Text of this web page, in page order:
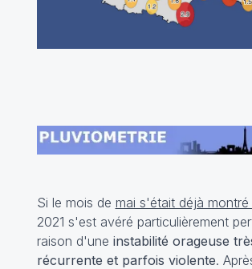
Si le mois de mai s'était déjà montré
2021 s'est avéré particulièrement
raison d'une instabilité orageuse
récurrente et parfois violente.